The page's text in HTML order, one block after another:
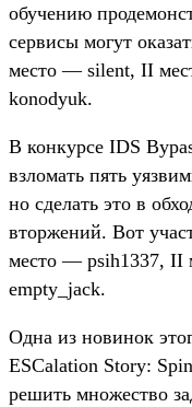
обучению
сервисы могут
место — silent, II
konodyuk.
В конкурсе IDS
взломать пять
но сделать это в
вторжений. Вот
место — psih1337,
empty_jack.
Одна из новинок
ESCalation Story:
решить множество